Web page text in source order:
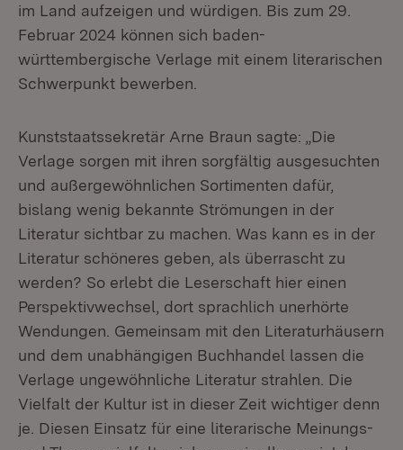
im Land aufzeigen und würdigen. Bis zum 29.
Februar 2024 können sich baden-
württembergische Verlage mit einem literarischen
Schwerpunkt bewerben.
Kunststaatssekretär Arne Braun sagte: „Die
Verlage sorgen mit ihren sorgfältig ausgesuchten
und außergewöhnlichen Sortimenten dafür,
bislang wenig bekannte Strömungen in der
Literatur sichtbar zu machen. Was kann es in der
Literatur schöneres geben, als überrascht zu
werden? So erlebt die Leserschaft hier einen
Perspektivwechsel, dort sprachlich unerhörte
Wendungen. Gemeinsam mit den Literaturhäusern
und dem unabhängigen Buchhandel lassen die
Verlage ungewöhnliche Literatur strahlen. Die
Vielfalt der Kultur ist in dieser Zeit wichtiger denn
je. Diesen Einsatz für eine literarische Meinungs-